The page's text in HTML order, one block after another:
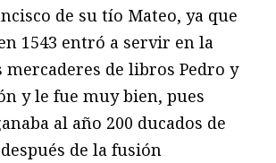
de su tío Mateo, ya que
1543 entró a servir en la
mercaderes de libros Pedro y
y le fue muy bien, pues
al año 200 ducados de
de la fusión